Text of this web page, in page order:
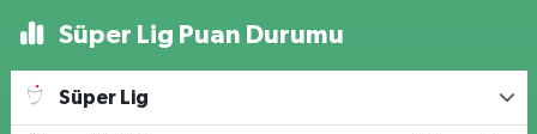
Süper Lig Puan Durumu
Süper Lig